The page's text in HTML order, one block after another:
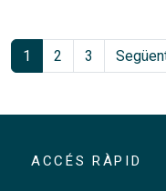
Paginació
1 2 3
ACCÉS RÀPID